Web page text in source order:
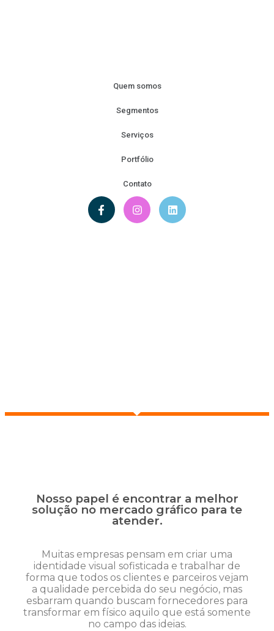
Quem somos
Segmentos
Serviços
Portfólio
Contato
Nosso papel é encontrar a melhor
solução no mercado gráfico para te
atender.
Muitas empresas pensam em criar uma
identidade visual sofisticada e trabalhar de
forma que todos os clientes e parceiros vejam
a qualidade percebida do seu negócio, mas
esbarram quando buscam fornecedores para
transformar em físico aquilo que está somente
no campo das ideias.